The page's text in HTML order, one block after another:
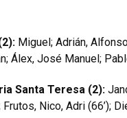
Miguel; Adrián,
Álex, José Manuel;
Santa Teresa (2):
Nico, Adri (66’);